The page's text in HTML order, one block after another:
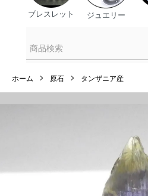
ブレスレット ジュエリー
ホーム 原石 タンザニア産